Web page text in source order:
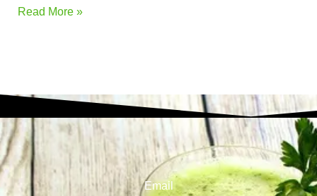
Read More »
Email